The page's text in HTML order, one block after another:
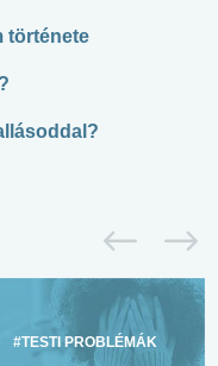
története
#TESTI PROBLÉMÁK